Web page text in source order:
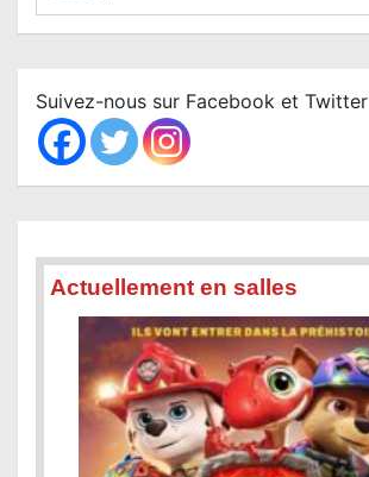
a
c
h
Suivez-nous sur Facebook et Twitter
Actuellement en salles